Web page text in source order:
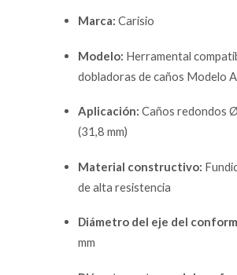
Marca: Carisio
Modelo: Herramental
dobladoras de caños Modelo
Aplicación: Caños redondos
(31,8 mm)
Material constructivo:
de alta resistencia
Diámetro del eje del
mm